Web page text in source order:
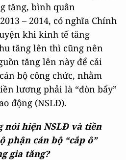
tăng, bình quân
– 2014, có nghĩa Chính
khi kinh tế tăng
tăng lên thì cũng nên
tăng lên này để cải
bộ công chức, nhằm
lương phải là “đòn bẩy”
động (NSLĐ).
nói hiện NSLĐ và tiền
phận cán bộ “cắp ô”
gia tăng?